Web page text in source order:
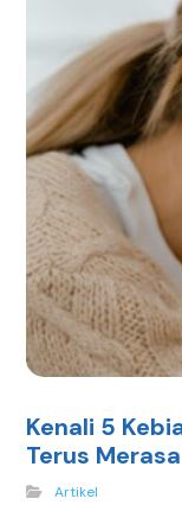
Kenali 5
Terus
Artikel